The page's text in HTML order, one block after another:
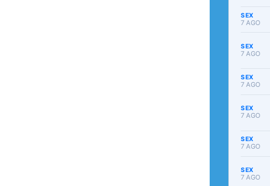
SEX
7 AGO
SEX
7 AGO
SEX
7 AGO
SEX
7 AGO
SEX
7 AGO
SEX
7 AGO